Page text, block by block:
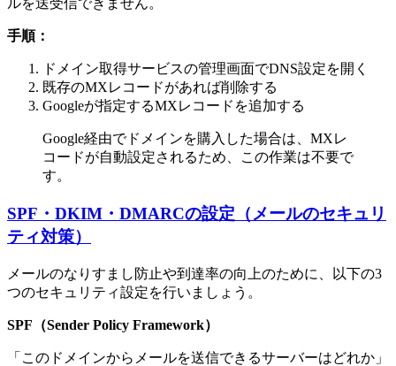
ルを送受信できません。
手順：
ドメイン取得サービスの管理画面でDNS設定を開く
既存のMXレコードがあれば削除する
Googleが指定するMXレコードを追加する
Google経由でドメインを購入した場合は、MXレ
コードが自動設定されるため、この作業は不要で
す。
SPF・DKIM・DMARCの設定（メールのセキュリ
ティ対策）
メールのなりすまし防止や到達率の向上のために、以下の3
つのセキュリティ設定を行いましょう。
SPF（Sender Policy Framework）
「このドメインからメールを送信できるサーバーはどれか」